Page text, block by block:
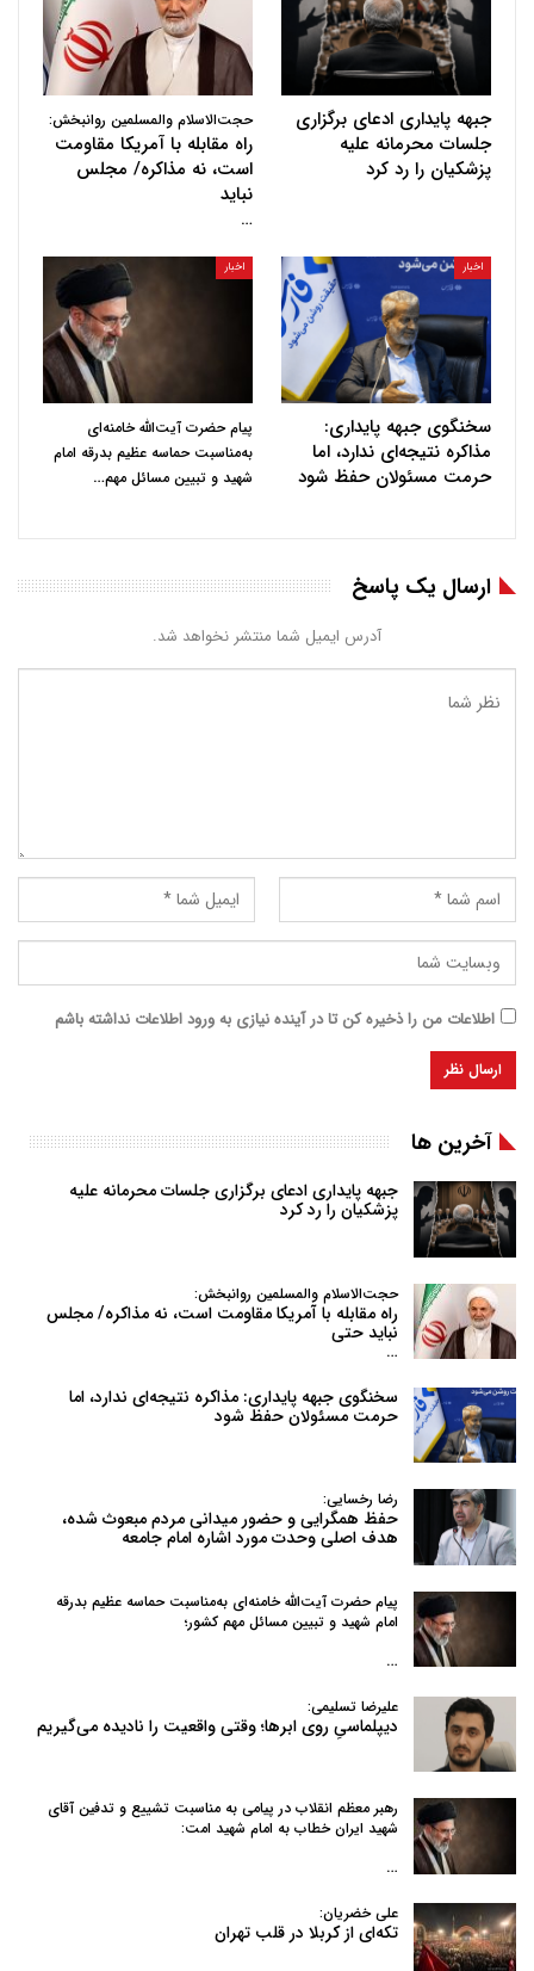
جبهه پایداری ادعای برگزاری
جلسات محرمانه علیه
پزشکیان را رد کرد
حجت‌الاسلام والمسلمین روانبخش:
راه مقابله با آمریکا مقاومت
است، نه مذاکره/ مجلس
نباید
…
اخبار
سخنگوی جبهه پایداری:
مذاکره نتیجه‌ای ندارد، اما
حرمت مسئولان حفظ شود
اخبار
پیام حضرت آیت‌الله خامنه‌ای
به‌مناسبت حماسه عظیم بدرقه امام
شهید و تبیین مسائل مهم…
ارسال یک پاسخ
آدرس ایمیل شما منتشر نخواهد شد.
اطلاعات من را ذخیره کن تا در آینده نیازی به ورود اطلاعات نداشته باشم
آخرین ها
جبهه پایداری ادعای برگزاری جلسات محرمانه علیه
پزشکیان را رد کرد
حجت‌الاسلام والمسلمین روانبخش:
راه مقابله با آمریکا مقاومت است، نه مذاکره/ مجلس
نباید حتی
…
سخنگوی جبهه پایداری: مذاکره نتیجه‌ای ندارد، اما
حرمت مسئولان حفظ شود
رضا رخسایی:
حفظ همگرایی و حضور میدانی مردم مبعوث شده،
هدف اصلی وحدت مورد اشاره امام جامعه
پیام حضرت آیت‌الله خامنه‌ای به‌مناسبت حماسه عظیم بدرقه
امام شهید و تبیین مسائل مهم کشور؛
…
علیرضا تسلیمی:
دیپلماسیِ روی ابرها؛ وقتی واقعیت را نادیده می‌گیریم
رهبر معظم انقلاب در پیامی به‌ مناسبت تشییع و تدفین آقای
شهید ایران خطاب به امام شهید امت:
…
علی خضریان:
تکه‌ای از کربلا در قلب تهران